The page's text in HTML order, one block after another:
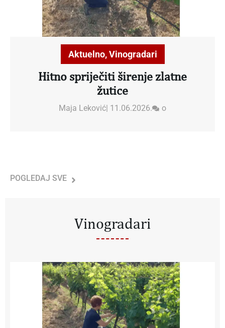
Aktuelno,Vinogradari
Hitno spriječiti širenje zlatne
žutice
Maja Leković| 11.06.2026. o
POGLEDAJ SVE
Vinogradari